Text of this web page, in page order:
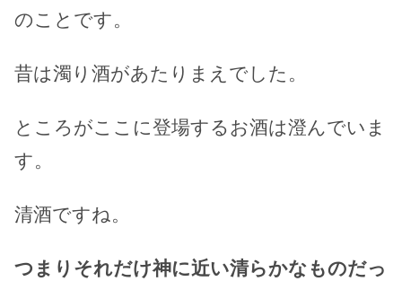
のことです。
昔は濁り酒があたりまえでした。
ところがここに登場するお酒は澄んでいま
す。
清酒ですね。
つまりそれだけ神に近い清らかなものだっ